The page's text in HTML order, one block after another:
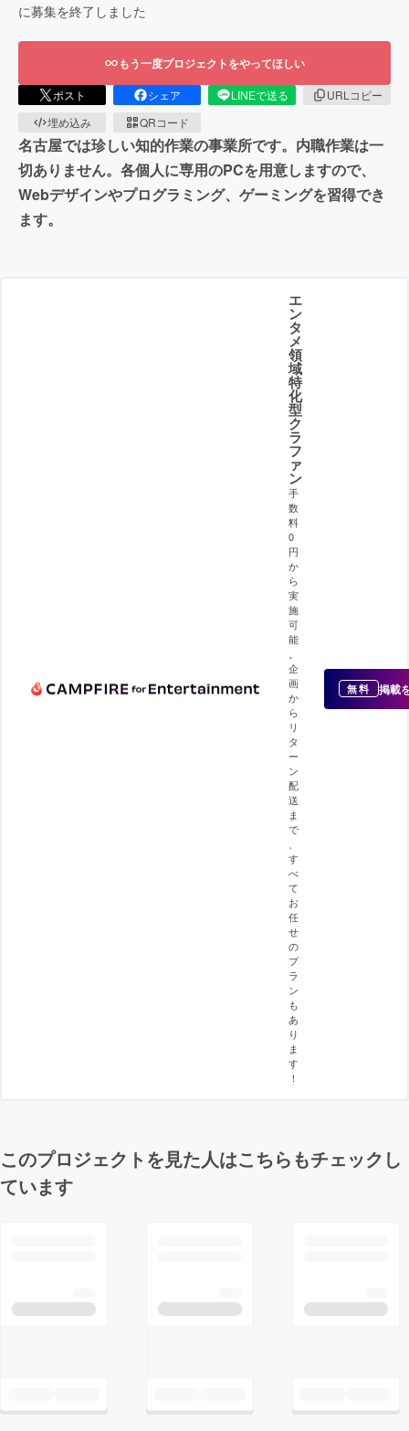
に募集を終了しました
もう一度プロジェクトをやってほしい
ポスト シェア LINEで送る
URLコピー
埋め込み
QRコード
名古屋では珍しい知的作業の事業所です。内職作業は一
切ありません。各個人に専用のPCを用意しますので、
Webデザインやプログラミング、ゲーミングを習得でき
ます。
エ
ン
タ
メ
領
域
特
化
型
ク
ラ
フ
ァ
ン
手
数
料
0
円
か
ら
実
施
可
能
企
画
か
ら
リ
タ
ー
ン
配
送
ま
で
す
べ
て
お
任
せ
の
プ
ラ
ン
も
あ
り
ま
す
！
無料 掲載
このプロジェクトを見た人はこちらもチェックし
ています